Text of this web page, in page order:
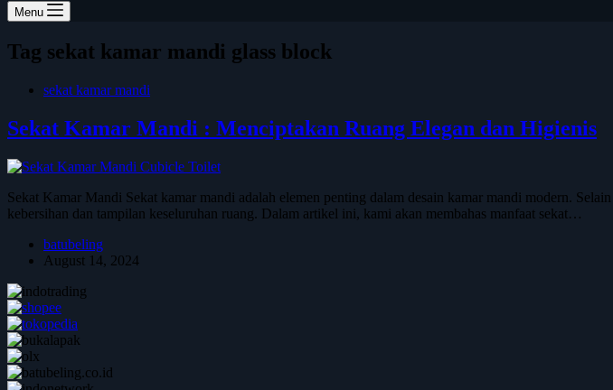
Menu
Tag sekat kamar mandi glass block
sekat kamar mandi
Sekat Kamar Mandi : Menciptakan Ruang Elegan dan Higienis
Sekat Kamar Mandi Sekat kamar mandi adalah elemen penting dalam desain kamar mandi modern.
kebersihan dan tampilan keseluruhan ruang. Dalam artikel ini, kami akan membahas manfaat sekat…
batubeling
August 14, 2024